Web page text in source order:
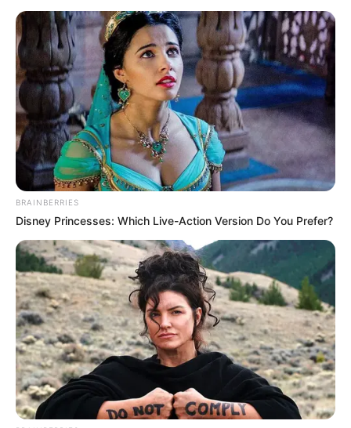
BRAINBERRIES
Disney Princesses: Which Live-Action Version Do You Prefer?